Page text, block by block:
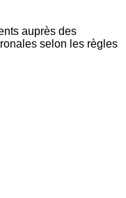
auprès des
selon les règles